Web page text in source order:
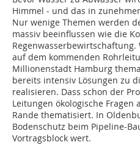
Himmel - und das in
Nur wenige Themen werden
massiv beeinflussen wie die
auf dem kommenden
Millionenstadt Hamburg
bereits intensiv Lösungen zu
realisieren. Dass schon der
Leitungen ökologische
Rande thematisiert. In
Bodenschutz beim Pipeline-
Vortragsblock wert.